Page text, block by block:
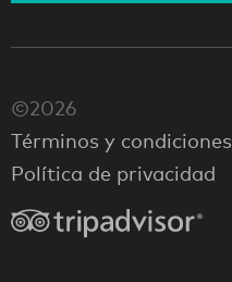
©2026
Términos y condiciones
Política de privacidad